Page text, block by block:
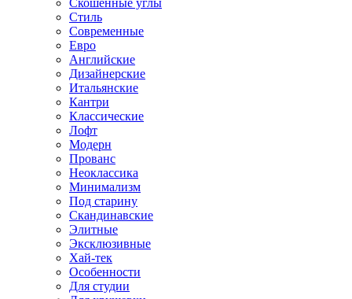
Скошенные углы
Стиль
Современные
Евро
Английские
Дизайнерские
Итальянские
Кантри
Классические
Лофт
Модерн
Прованс
Неоклассика
Минимализм
Под старину
Скандинавские
Элитные
Эксклюзивные
Хай-тек
Особенности
Для студии